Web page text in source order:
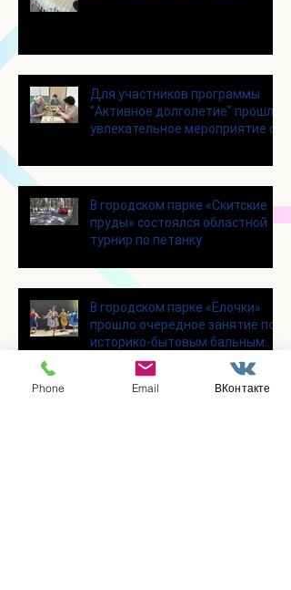
Для участников программы
"Активное долголетие" прошло
увлекательное мероприятие с
играми
В городском парке «Скитские
пруды» состоялся областной
турнир по петанку
В городском парке «Ёлочки»
прошло очередное занятие по
историко-бытовым бальным
танцам
Phone Email ВКонтакте